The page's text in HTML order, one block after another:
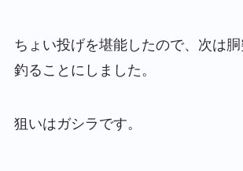
ちょい投げを堪能したので、次は
釣ることにしました。
狙いはガシラです。